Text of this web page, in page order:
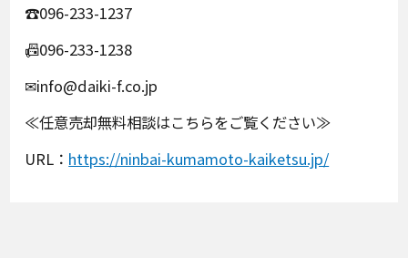
☎096-233-1237
📠096-233-1238
✉info@daiki-f.co.jp
≪任意売却無料相談はこちらをご覧ください≫
URL： https://ninbai-kumamoto-kaiketsu.jp/